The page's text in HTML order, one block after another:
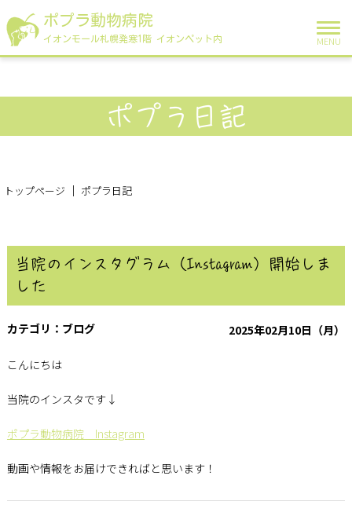
ポプラ動物病院
イオンモール札幌発寒1階 イオンペット内 MENU
ポプラ日記
トップページ ポプラ日記
当院のインスタグラム（Instagram）開始しま
した
ブログ 2025年02月10日（月）
こんにちは
当院のインスタです↓
ポプラ動物病院 Instagram
動画や情報をお届けできればと思います！